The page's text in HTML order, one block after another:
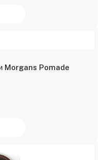
Morgans Pomade